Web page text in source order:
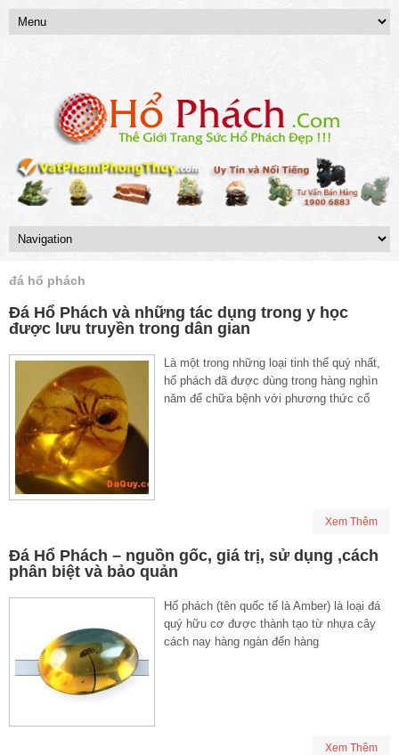
đá hổ phách
Đá Hổ Phách và những tác dụng trong y học
được lưu truyền trong dân gian
Là một trong những loại tinh thể quý nhất,
hổ phách đã được dùng trong hàng nghìn
năm để chữa bệnh với phương thức cổ
Xem Thêm
Đá Hổ Phách – nguồn gốc, giá trị, sử dụng ,cách
phân biệt và bảo quản
Hổ phách (tên quốc tế là Amber) là loại đá
quý hữu cơ được thành tạo từ nhựa cây
cách nay hàng ngàn đến hàng
Xem Thêm